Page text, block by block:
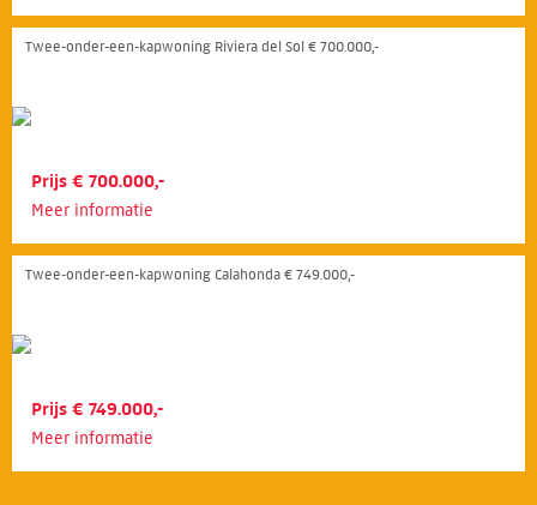
Twee-onder-een-kapwoning Riviera del Sol € 700.000,-
Prijs € 700.000,-
Meer informatie
Twee-onder-een-kapwoning Calahonda € 749.000,-
Prijs € 749.000,-
Meer informatie